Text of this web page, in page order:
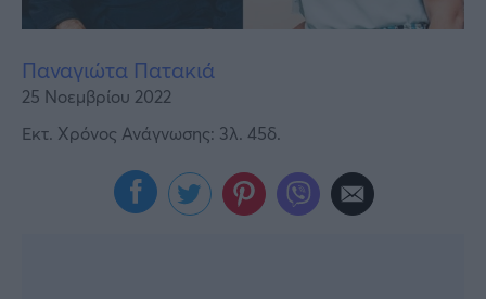
Παναγιώτα Πατακιά
25 Νοεμβρίου 2022
Εκτ. Χρόνος Ανάγνωσης: 3λ. 45δ.